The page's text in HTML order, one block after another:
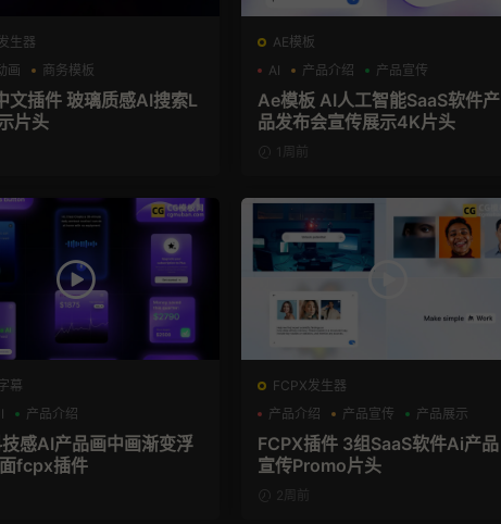
生器
画
商务模板
芯片
文插件 玻璃质感AI搜索L
片头
AE模板
AI
产品介绍 产品宣传
Ae模板 AI人工智能SaaS软件产
品发布会宣传展示4K片头
1周前
幕
产品介绍
感AI产品画中画渐变浮
fcpx插件
FCPX发生器
产品介绍
产品宣传 产品展示
FCPX插件 3组SaaS软件Ai产品
宣传Promo片头
2周前